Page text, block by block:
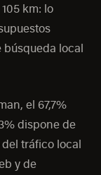
km: lo
local
el 67,7%
dispone de
tráfico local
y de